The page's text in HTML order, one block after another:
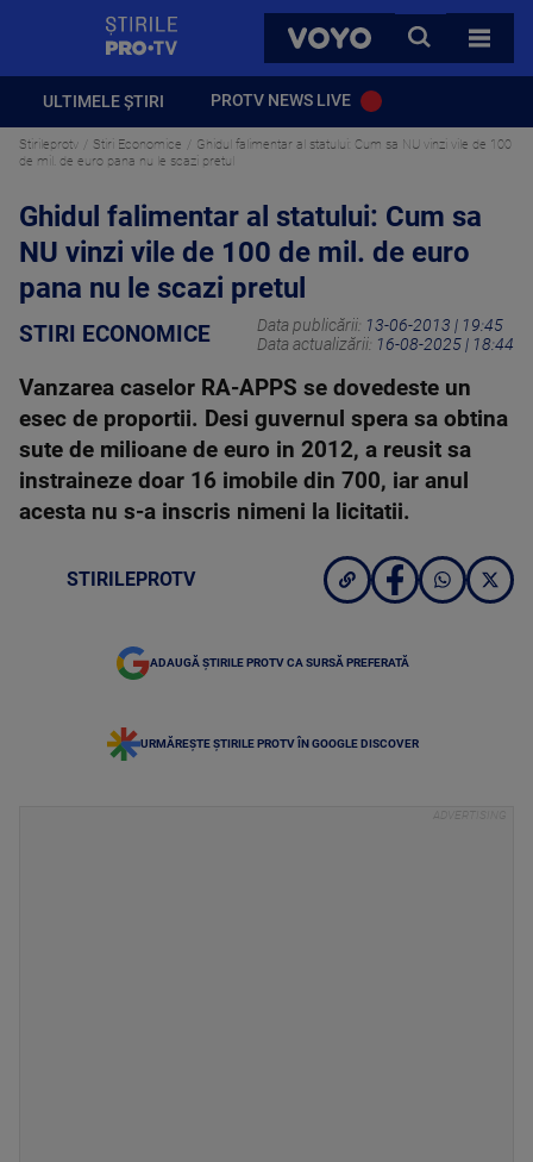
VOYO
CAUTA
TOATE
ULTIMELE ȘTIRI PROTV NEWS LIVE
Stirileprotv Stiri Economice
Ghidul falimentar al statului: Cum sa NU vinzi vile de 100
de mil. de euro pana nu le scazi pretul
Ghidul falimentar al statului: Cum sa
NU vinzi vile de 100 de mil. de euro
pana nu le scazi pretul
STIRI ECONOMICE Data publicării: 13-06-2013 | 19:45
Data actualizării: 16-08-2025 | 18:44
Vanzarea caselor RA-APPS se dovedeste un
esec de proportii. Desi guvernul spera sa obtina
sute de milioane de euro in 2012, a reusit sa
instraineze doar 16 imobile din 700, iar anul
acesta nu s-a inscris nimeni la licitatii.
STIRILEPROTV
ADAUGĂ ȘTIRILE PROTV CA SURSĂ PREFERATĂ
URMĂREȘTE ȘTIRILE PROTV ÎN GOOGLE DISCOVER